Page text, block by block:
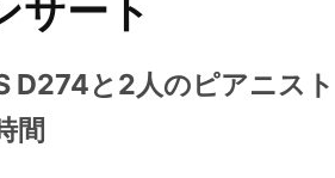
サート
D274と2人のピアニスト
間